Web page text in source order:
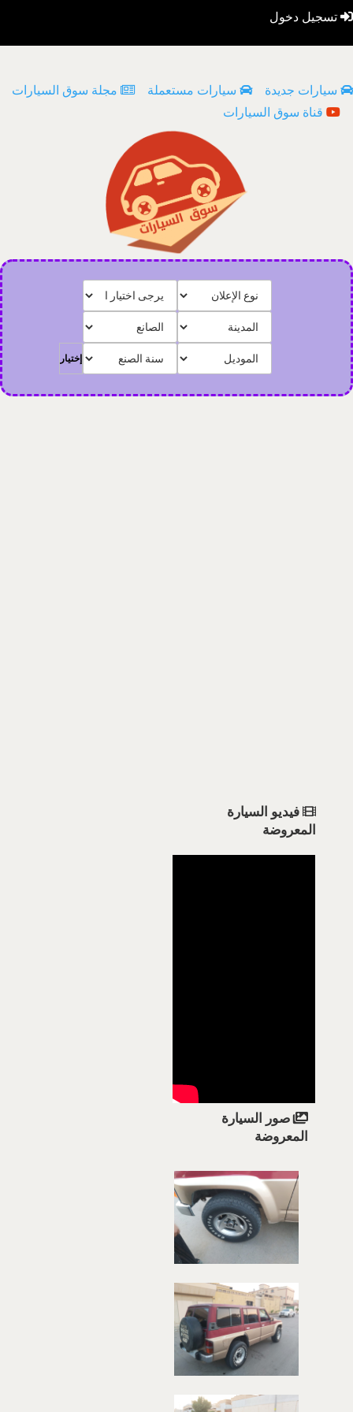
تسجيل دخول
سيارات جديدة سيارات مستعملة
مجلة سوق السيارات
قناة سوق السيارات
فيديو السيارة
المعروضة
صور السيارة
المعروضة